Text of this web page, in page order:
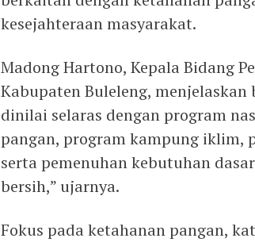
kesejahteraan masyarakat.
Madong Hartono, Kepala Bidang
Kabupaten Buleleng,
dinilai selaras dengan program
pangan, program kampung iklim,
serta pemenuhan kebutuhan
bersih,” ujarnya.
Fokus pada ketahanan pangan,